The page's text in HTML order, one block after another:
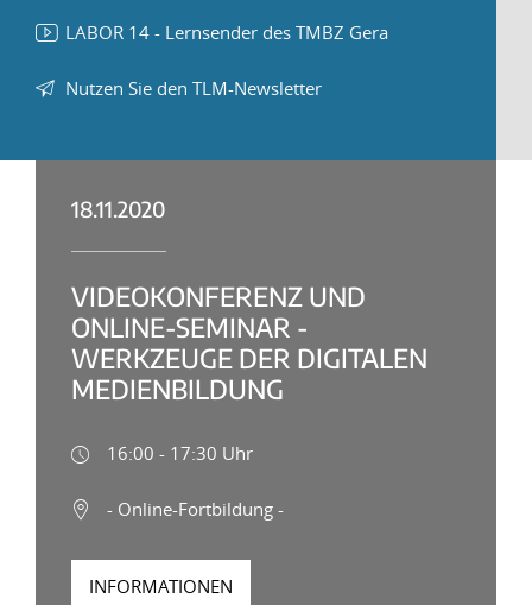
LABOR 14 - Lernsender des TMBZ Gera
Nutzen Sie den TLM-Newsletter
18.11.2020
VIDEOKONFERENZ UND
ONLINE-SEMINAR -
WERKZEUGE DER DIGITALEN
MEDIENBILDUNG
16:00 - 17:30 Uhr
- Online-Fortbildung -
INFORMATIONEN